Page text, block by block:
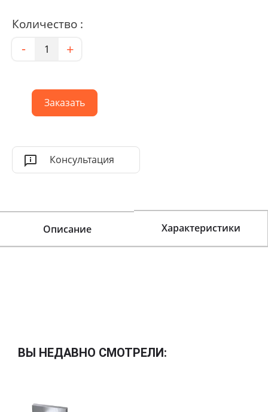
Количество :
Количество
- +
Заказать
Консультация
Описание Характеристики
ВЫ НЕДАВНО СМОТРЕЛИ: